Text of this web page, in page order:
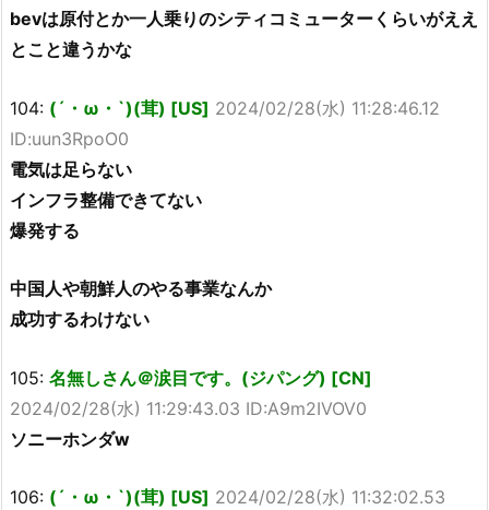
bevは原付とか一人乗りのシティコミューターくらいがええ
とこと違うかな
104: (´・ω・`)(茸) [US] 2024/02/28(水) 11:28:46.12
ID:uun3RpoO0
電気は足らない
インフラ整備できてない
爆発する
中国人や朝鮮人のやる事業なんか
成功するわけない
105: 名無しさん＠涙目です。(ジパング) [CN]
2024/02/28(水) 11:29:43.03 ID:A9m2IVOV0
ソニーホンダw
106: (´・ω・`)(茸) [US] 2024/02/28(水) 11:32:02.53